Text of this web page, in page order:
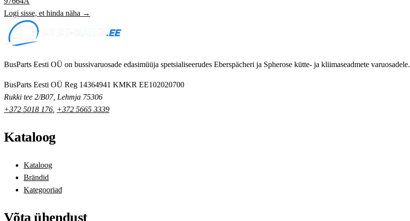
Logi sisse, et hinda näha →
BusParts Eesti OÜ on bussivaruosade edasimüüja spetsialiseerudes Eberspächeri ja Spherose kütte- ja kliimaseadmete varuosadele.
BusParts Eesti OÜ Reg 14364941 KMKR EE102020700
Rukki tee 2/B07, Lehmja 75306
+372 5018 176 +372 5665 3339
Kataloog
Kataloog
Brändid
Kategooriad
Võta ühendust